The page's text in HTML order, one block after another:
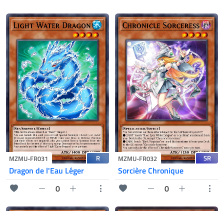
MZMU-FR031 R
Dragon de l'Eau Léger
0
MZMU-FR032 SR
Sorcière Chronique
0